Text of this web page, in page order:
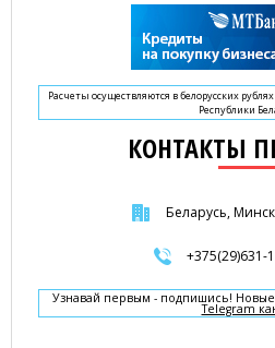
Расчеты осуществляются в белорусских
Республики
КОНТАКТЫ
Беларусь,
+375(29)631-
Узнавай первым - подпишись!
Telegram